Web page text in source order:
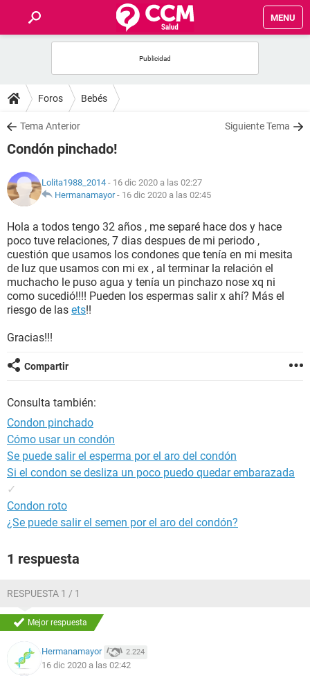
MENU
FOROS
SALUD
NUTRICIÓN
BIENESTAR
SEXUALIDAD
GLOSARIO
Foros Bebés
Tema Anterior Siguiente Tema
Condón pinchado!
Lolita1988_2014 - 16 dic 2020 a las 02:27
Hermanamayor- 16 dic 2020 a las 02:45
Hola a todos tengo 32 años , me separé hace dos y hace
poco tuve relaciones, 7 dias despues de mi periodo ,
cuestión que usamos los condones que tenía en mi mesita
de luz que usamos con mi ex , al terminar la relación el
muchacho le puso agua y tenía un pinchazo nose xq ni
como sucedió!!!! Pueden los espermas salir x ahí? Más el
riesgo de las ets!!
Gracias!!!
Compartir
Consulta también:
Condon pinchado
Cómo usar un condón
Se puede salir el esperma por el aro del condón
Si el condon se desliza un poco puedo quedar embarazada
✓
Condon roto
¿Se puede salir el semen por el aro del condón?
1 respuesta
RESPUESTA 1 / 1
Mejor respuesta
Hermanamayor 2.224
16 dic 2020 a las 02:42